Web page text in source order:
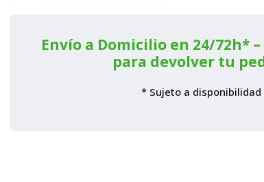
93,30€.69,95€.
Envío a Domicilio en 24/72h*
para devolver tu
* Sujeto a disponibilidad